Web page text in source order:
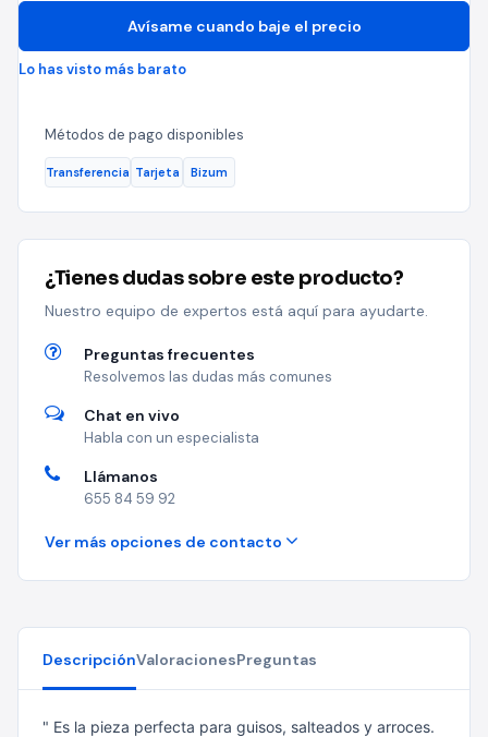
Avísame cuando baje el precio
Lo has visto más barato
Métodos de pago disponibles
Transferencia Tarjeta Bizum
¿Tienes dudas sobre este producto?
Nuestro equipo de expertos está aquí para ayudarte.
Preguntas frecuentes
Resolvemos las dudas más comunes
Chat en vivo
Habla con un especialista
Llámanos
655 84 59 92
Ver más opciones de contacto
DescripciónValoracionesPreguntas
" Es la pieza perfecta para guisos, salteados y arroces.